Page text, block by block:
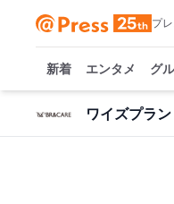
プ
新着 エンタメ グ
ワイズプラ